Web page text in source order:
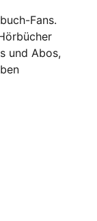
Fans.
und Abos,